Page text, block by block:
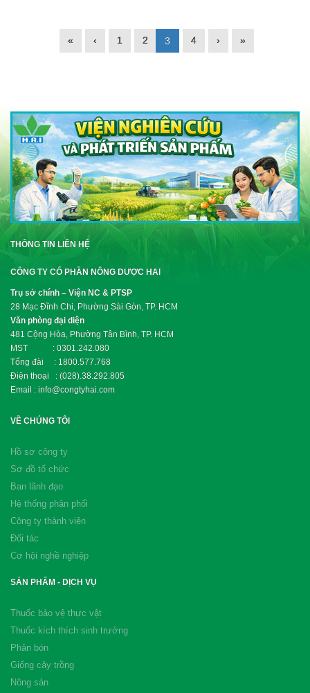
« ‹ 1 2 3 4 › »
THÔNG TIN LIÊN HỆ
CÔNG TY CỔ PHẦN NÔNG DƯỢC HAI
Trụ sở chính – Viện NC & PTSP
28 Mạc Đĩnh Chi, Phường Sài Gòn, TP. HCM
Văn phòng đại diện
481 Cộng Hòa, Phường Tân Bình, TP. HCM
MST : 0301.242.080
Tổng đài : 1800.577.768
Điện thoại : (028).38.292.805
Email : info@congtyhai.com
VỀ CHÚNG TÔI
Hồ sơ công ty
Sơ đồ tổ chức
Ban lãnh đạo
Hệ thống phân phối
Công ty thành viên
Đối tác
Cơ hội nghề nghiệp
SẢN PHẨM - DỊCH VỤ
Thuốc bảo vệ thực vật
Thuốc kích thích sinh trưởng
Phân bón
Giống cây trồng
Nông sản